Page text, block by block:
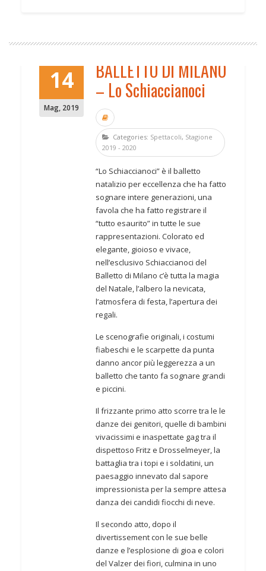
14
Mag, 2019
BALLETTO DI MILANO
– Lo Schiaccianoci
Categories: Spettacoli, Stagione
2019 - 2020
“Lo Schiaccianoci” è il balletto
natalizio per eccellenza che ha fatto
sognare intere generazioni, una
favola che ha fatto registrare il
“tutto esaurito” in tutte le sue
rappresentazioni. Colorato ed
elegante, gioioso e vivace,
nell’esclusivo Schiaccianoci del
Balletto di Milano c’è tutta la magia
del Natale, l’albero la nevicata,
l’atmosfera di festa, l’apertura dei
regali.
Le scenografie originali, i costumi
fiabeschi e le scarpette da punta
danno ancor più leggerezza a un
balletto che tanto fa sognare grandi
e piccini.
Il frizzante primo atto scorre tra le le
danze dei genitori, quelle di bambini
vivacissimi e inaspettate gag tra il
dispettoso Fritz e Drosselmeyer, la
battaglia tra i topi e i soldatini, un
paesaggio innevato dal sapore
impressionista per la sempre attesa
danza dei candidi fiocchi di neve.
Il secondo atto, dopo il
divertissement con le sue belle
danze e l’esplosione di gioa e colori
del Valzer dei fiori, culmina in uno